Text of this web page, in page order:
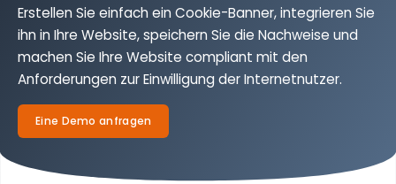
Erstellen Sie einfach ein Cookie-Banner, integrieren Sie
ihn in Ihre Website, speichern Sie die Nachweise und
machen Sie Ihre Website compliant mit den
Anforderungen zur Einwilligung der Internetnutzer.
Eine Demo anfragen